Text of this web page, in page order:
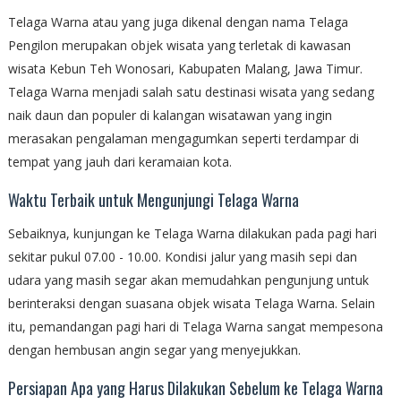
Telaga Warna atau yang juga dikenal dengan nama Telaga
Pengilon merupakan objek wisata yang terletak di kawasan
wisata Kebun Teh Wonosari, Kabupaten Malang, Jawa Timur.
Telaga Warna menjadi salah satu destinasi wisata yang sedang
naik daun dan populer di kalangan wisatawan yang ingin
merasakan pengalaman mengagumkan seperti terdampar di
tempat yang jauh dari keramaian kota.
Waktu Terbaik untuk Mengunjungi Telaga Warna
Sebaiknya, kunjungan ke Telaga Warna dilakukan pada pagi hari
sekitar pukul 07.00 - 10.00. Kondisi jalur yang masih sepi dan
udara yang masih segar akan memudahkan pengunjung untuk
berinteraksi dengan suasana objek wisata Telaga Warna. Selain
itu, pemandangan pagi hari di Telaga Warna sangat mempesona
dengan hembusan angin segar yang menyejukkan.
Persiapan Apa yang Harus Dilakukan Sebelum ke Telaga Warna